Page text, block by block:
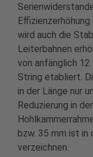
wird auch die
Leiterbahnen
von anfänglich
String etabliert.
in der Länge nur
Reduzierung in
bzw. 35 mm ist in
verzeichnen.